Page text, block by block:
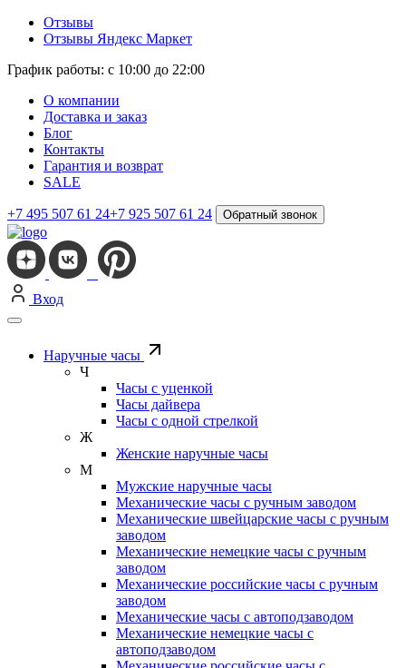
Отзывы
Отзывы Яндекс Маркет
График работы: с 10:00 до 22:00
О компании
Доставка и заказ
Блог
Контакты
Гарантия и возврат
SALE
+7 495 507 61 24+7 925 507 61 24 Обратный звонок
Вход
Наручные часы
Ч
Часы с уценкой
Часы дайвера
Часы с одной стрелкой
Ж
Женские наручные часы
М
Мужские наручные часы
Механические часы с ручным заводом
Механические швейцарские часы с ручным
заводом
Механические немецкие часы с ручным
заводом
Механические российские часы с ручным
заводом
Механические часы с автоподзаводом
Механические немецкие часы с
автоподзаводом